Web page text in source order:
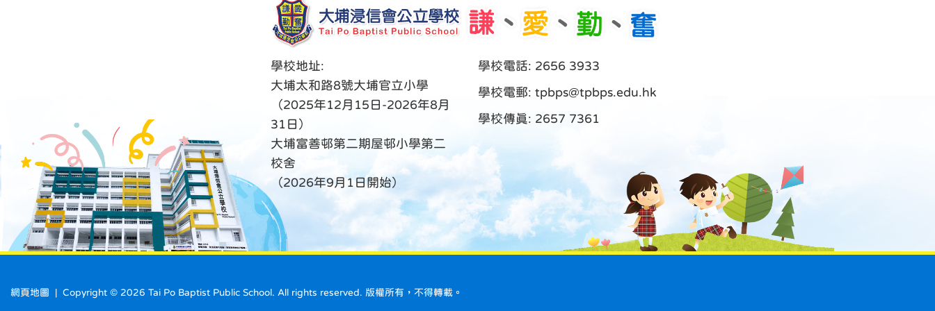
學校地址:
大埔太和路8號大埔官立小學
（2025年12月15日-2026年8月
31日）
大埔富善邨第二期屋邨小學第二
校舍
（2026年9月1日開始）
學校電話: 2656 3933
學校電郵: tpbps@tpbps.edu.hk
學校傳真: 2657 7361
網頁地圖 | Copyright © 2026 Tai Po Baptist Public School. All rights reserved. 版權所有，不得轉載。